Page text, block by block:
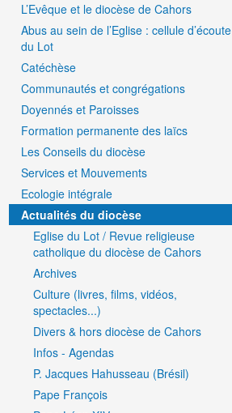
L’Evêque et le diocèse de Cahors
Abus au sein de l’Eglise : cellule d’écoute
du Lot
Catéchèse
Communautés et congrégations
Doyennés et Paroisses
Formation permanente des laïcs
Les Conseils du diocèse
Services et Mouvements
Ecologie intégrale
Actualités du diocèse
Eglise du Lot / Revue religieuse
catholique du diocèse de Cahors
Archives
Culture (livres, films, vidéos,
spectacles...)
Divers & hors diocèse de Cahors
Infos - Agendas
P. Jacques Hahusseau (Brésil)
Pape François